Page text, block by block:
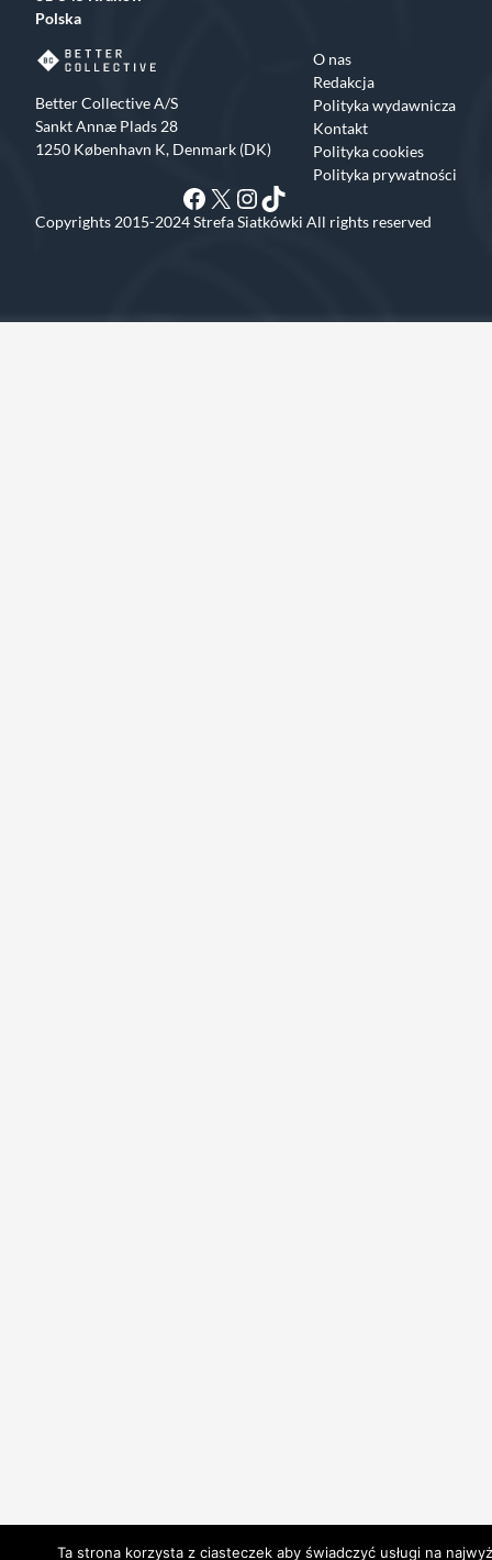
Polska
Better Collective A/S
Sankt Annæ Plads 28
1250 København K, Denmark (DK)
O nas
Redakcja
Polityka wydawnicza
Kontakt
Polityka cookies
Polityka prywatności
Facebook
X Instagram
TikTok
Copyrights 2015-2024 Strefa Siatkówki All rights reserved
Ta strona korzysta z ciasteczek aby świadczyć usługi na